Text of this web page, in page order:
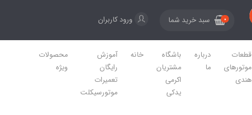
0 سبد خرید شما ورود کاربران
قطعات
موتورهای
هندی
درباره
ما
باشگاه
مشتریان
اکرمی
یدکی
خانه
آموزش
رایگان
تعمیرات
موتورسیکلت
محصولات
ویژه